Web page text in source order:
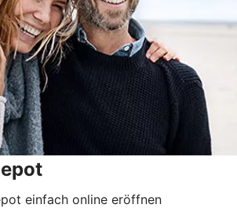
einfach online eröffnen